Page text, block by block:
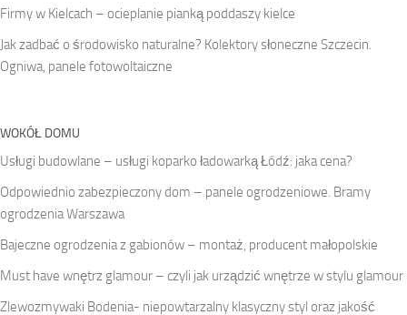
Firmy w Kielcach – ocieplanie pianką poddaszy kielce
Jak zadbać o środowisko naturalne? Kolektory słoneczne Szczecin.
Ogniwa, panele fotowoltaiczne
WOKÓŁ DOMU
Usługi budowlane – usługi koparko ładowarką Łódź: jaka cena?
Odpowiednio zabezpieczony dom – panele ogrodzeniowe. Bramy
ogrodzenia Warszawa
Bajeczne ogrodzenia z gabionów – montaż, producent małopolskie
Must have wnętrz glamour – czyli jak urządzić wnętrze w stylu glamour
Zlewozmywaki Bodenia- niepowtarzalny klasyczny styl oraz jakość